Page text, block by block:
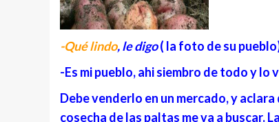
-Qué lindo, le digo( la foto de su
-Es mi pueblo, ahi siembro de todo y lo
Debe venderlo en un mercado, y
cosecha de las paltas me va a buscar.